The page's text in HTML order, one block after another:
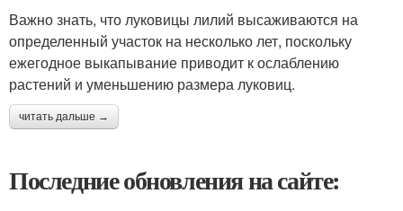
Важно знать, что луковицы лилий высаживаются на
определенный участок на несколько лет, поскольку
ежегодное выкапывание приводит к ослаблению
растений и уменьшению размера луковиц.
читать дальше →
Последние обновления на сайте: